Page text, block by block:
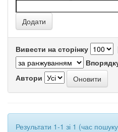
Вивести на сторінку
Автори
Результати 1-1 зі 1 (час